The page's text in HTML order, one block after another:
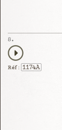
8.
Réf : 1174A